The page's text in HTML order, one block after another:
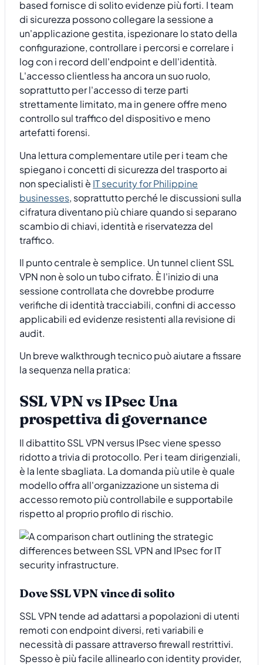
based fornisce di solito evidenze più forti. I team
di sicurezza possono collegare la sessione a
un'applicazione gestita, ispezionare lo stato della
configurazione, controllare i percorsi e correlare i
log con i record dell'endpoint e dell'identità.
L'accesso clientless ha ancora un suo ruolo,
soprattutto per l'accesso di terze parti
strettamente limitato, ma in genere offre meno
controllo sul traffico del dispositivo e meno
artefatti forensi.
Una lettura complementare utile per i team che
spiegano i concetti di sicurezza del trasporto ai
non specialisti è IT security for Philippine
businesses, soprattutto perché le discussioni sulla
cifratura diventano più chiare quando si separano
scambio di chiavi, identità e riservatezza del
traffico.
Il punto centrale è semplice. Un tunnel client SSL
VPN non è solo un tubo cifrato. È l'inizio di una
sessione controllata che dovrebbe produrre
verifiche di identità tracciabili, confini di accesso
applicabili ed evidenze resistenti alla revisione di
audit.
Un breve walkthrough tecnico può aiutare a fissare
la sequenza nella pratica:
SSL VPN vs IPsec Una
prospettiva di governance
Il dibattito SSL VPN versus IPsec viene spesso
ridotto a trivia di protocollo. Per i team dirigenziali,
è la lente sbagliata. La domanda più utile è quale
modello offra all'organizzazione un sistema di
accesso remoto più controllabile e supportabile
rispetto al proprio profilo di rischio.
Dove SSL VPN vince di solito
SSL VPN tende ad adattarsi a popolazioni di utenti
remoti con endpoint diversi, reti variabili e
necessità di passare attraverso firewall restrittivi.
Spesso è più facile allinearlo con identity provider,